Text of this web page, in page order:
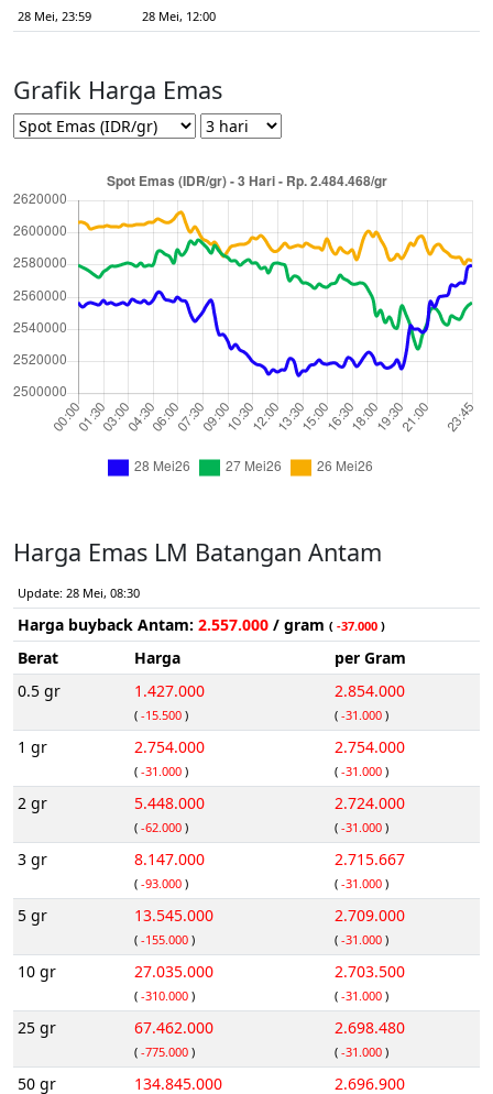
28 Mei, 23:59 28 Mei, 12:00
Grafik Harga Emas
Harga Emas LM Batangan Antam
Update: 28 Mei, 08:30
Harga buyback Antam: 2.557.000 / gram ( -37.000 )
Berat Harga
per Gram
0.5 gr
1.427.000
( -15.500 )
2.854.000
( -31.000 )
1 gr 2.754.000
( -31.000 )
2.754.000
( -31.000 )
2 gr 5.448.000
( -62.000 )
2.724.000
( -31.000 )
3 gr 8.147.000
( -93.000 )
2.715.667
( -31.000 )
5 gr 13.545.000
( -155.000 )
2.709.000
( -31.000 )
10 gr 27.035.000
( -310.000 )
2.703.500
( -31.000 )
25 gr 67.462.000
( -775.000 )
2.698.480
( -31.000 )
50 gr 134.845.000 2.696.900